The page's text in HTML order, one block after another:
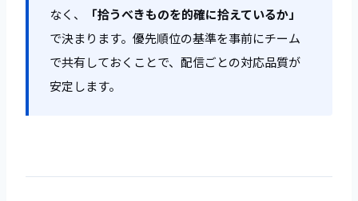
なく、
「拾うべきものを的確に拾えているか」
で決まります。優先順位の基準を事前にチーム
で共有しておくことで、配信ごとの対応品質が
安定します。